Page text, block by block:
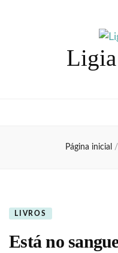
Página inicial /
LIVROS
Está no